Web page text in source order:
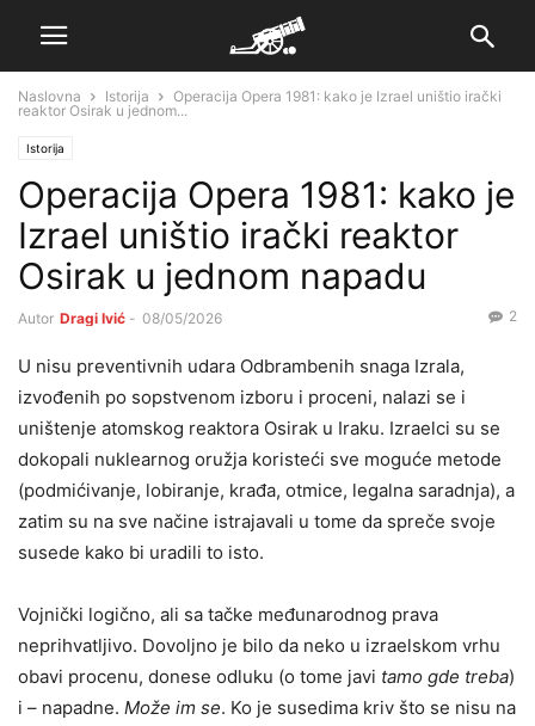
Naslovna Istorija
Operacija Opera 1981: kako je Izrael uništio irački
reaktor Osirak u jednom...
Istorija
Operacija Opera 1981: kako je
Izrael uništio irački reaktor
Osirak u jednom napadu
Autor Dragi Ivić - 08/05/2026 2
U nisu preventivnih udara Odbrambenih snaga Izrala,
izvođenih po sopstvenom izboru i proceni, nalazi se i
uništenje atomskog reaktora Osirak u Iraku. Izraelci su se
dokopali nuklearnog oružja koristeći sve moguće metode
(podmićivanje, lobiranje, krađa, otmice, legalna saradnja), a
zatim su na sve načine istrajavali u tome da spreče svoje
susede kako bi uradili to isto.
Vojnički logično, ali sa tačke međunarodnog prava
neprihvatljivo. Dovoljno je bilo da neko u izraelskom vrhu
obavi procenu, donese odluku (o tome javi tamo gde treba)
i – napadne. Može im se. Ko je susedima kriv što se nisu na